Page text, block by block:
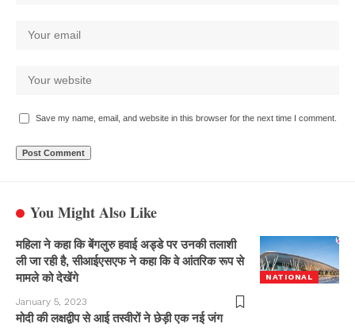
Save my name, email, and website in this browser for the next time I comment.
You Might Also Like
NATIONAL
महिला ने कहा कि बेंगलुरु हवाई अड्डे पर उनकी तलाशी
ली जा रही है, सीआईएसएफ ने कहा कि वे आंतरिक रूप से
मामले को देखेंगे
January 5, 2023
मोदी की लक्षद्वीप से आई तस्वीरों ने छेड़ी एक नई जंग